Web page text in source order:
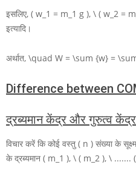
इसलिए, ( w_1 = m_1 g ), \ ( w_2 =
इत्यादि।
अर्थात, \quad W = \sum {w} =
Difference between
द्रब्यमान केंद्र और गुरुत्व
विचार करें कि कोई वस्तु ( n ) संख्या के
के द्रब्यमान ( m_1 ), \ ( m_2 ), \ .......